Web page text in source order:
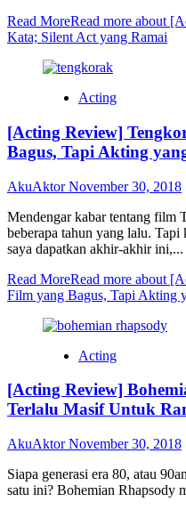
Read MoreRead more about
Kata; Silent Act yang Ramai
Acting
[Acting Review]
Bagus, Tapi Akting
AkuAktorNovember 30, 2018
Mendengar kabar tentang film
beberapa tahun yang lalu. Tapi
saya dapatkan akhir-akhir ini,...
Read MoreRead more about
Film yang Bagus, Tapi Akting
Acting
[Acting Review]
Terlalu Masif Untuk
AkuAktorNovember 30, 2018
Siapa generasi era 80, atau
satu ini? Bohemian Rhapsody